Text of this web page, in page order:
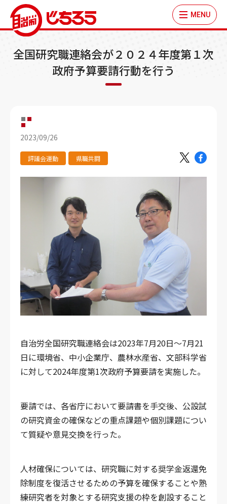
MENU
全国研究職連絡会が２０２４年度第１次
政府予算要請行動を行う
2023/09/26
評議会運動 県職共闘
自治労全国研究職連絡会は2023年7月20日～7月21
日に環境省、中小企業庁、農林水産省、文部科学省
に対して2024年度第1次政府予算要請を実施した。
要請では、各省庁において要請書を手交後、公設試
の研究資金の確保などの重点課題や個別課題につい
て質疑や意見交換を行った。
人材確保については、研究職に対する奨学金返還免
除制度を復活させるための予算を確保することや熟
練研究者を対象とする研究支援の枠を創設すること